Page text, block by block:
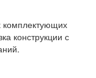
комплектующих
конструкции с